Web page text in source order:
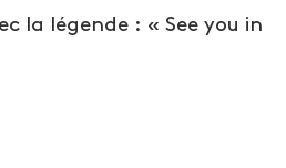
la légende : « See you in